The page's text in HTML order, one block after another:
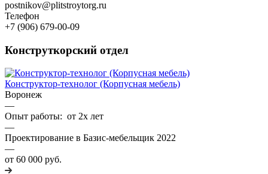
postnikov@plitstroytorg.ru
Телефон
+7 (906) 679-00-09
Конструткорский отдел
Конструктор-технолог (Корпусная мебель)
Воронеж
—
Опыт работы: от 2х лет
—
Проектирование в Базис-мебельщик 2022
—
от 60 000 руб.